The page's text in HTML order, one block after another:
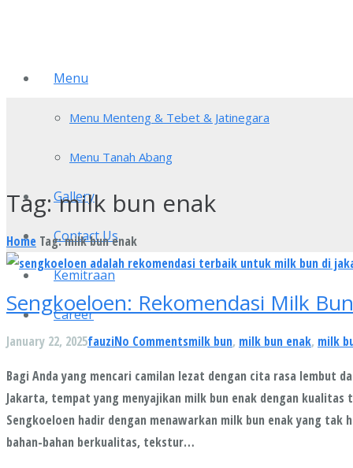
Menu
Menu Menteng & Tebet & Jatinegara
Menu Tanah Abang
Gallery
Contact Us
Kemitraan
Career
Tag:milk bun enak
Home Tag: milk bun enak
Sengkoeloen: Rekomendasi Milk
January 22, 2025fauziNo Commentsmilk bun, milk bun enak, milk
Bagi Anda yang mencari camilan lezat dengan cita rasa lembut
Jakarta, tempat yang menyajikan milk bun enak dengan
Sengkoeloen hadir dengan menawarkan milk bun enak yang
bahan-bahan berkualitas, tekstur…